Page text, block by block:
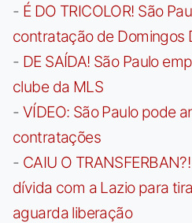
- É DO TRICOLOR! São
contratação de Domingos
- DE SAÍDA! São Paulo
clube da MLS
- VÍDEO: São Paulo pode
contratações
- CAIU O
dívida com a Lazio para
aguarda liberação